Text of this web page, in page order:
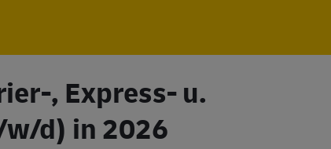
, Express- u.
d) in 2026